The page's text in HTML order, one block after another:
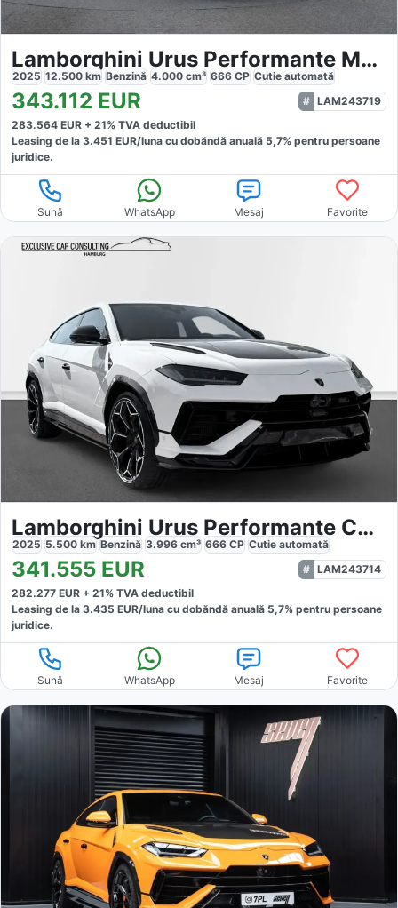
Lamborghini Urus Performante MY24 VAT
2025 12.500 km Benzină 4.000 cm³ 666 CP Cutie automată
343.112 EUR
LAM243719
283.564 EUR + 21% TVA deductibil
Leasing de la 3.451 EUR/luna cu dobăndă anuală 5,7% pentru persoane
juridice.
Sună WhatsApp Mesaj Favorite
Lamborghini Urus Performante CARBON
2025 5.500 km Benzină 3.996 cm³ 666 CP Cutie automată
341.555 EUR
LAM243714
282.277 EUR + 21% TVA deductibil
Leasing de la 3.435 EUR/luna cu dobăndă anuală 5,7% pentru persoane
juridice.
Sună WhatsApp Mesaj Favorite